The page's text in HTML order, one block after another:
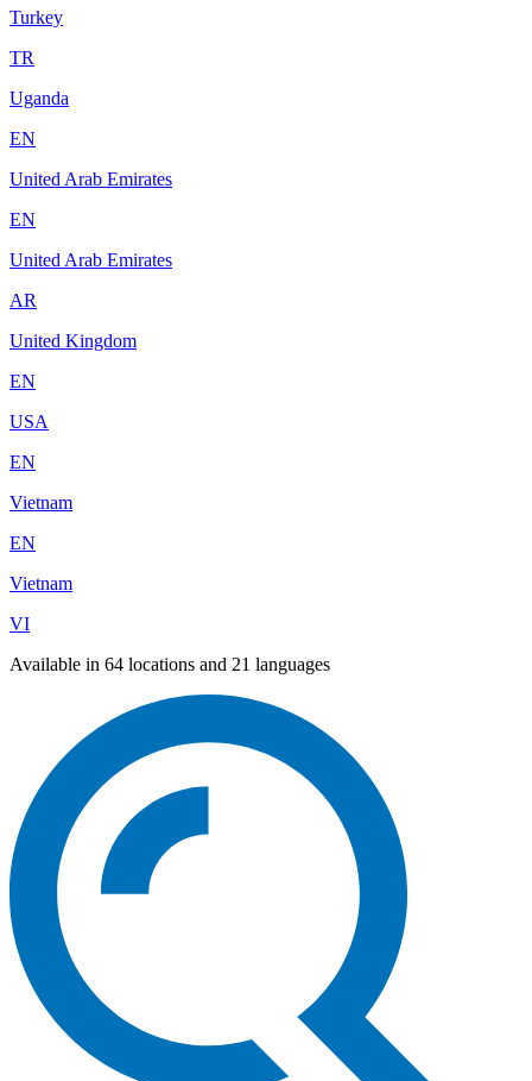
Turkey
TR
Uganda
EN
United Arab Emirates
EN
United Arab Emirates
AR
United Kingdom
EN
USA
EN
Vietnam
EN
Vietnam
VI
Available in 64 locations and 21 languages